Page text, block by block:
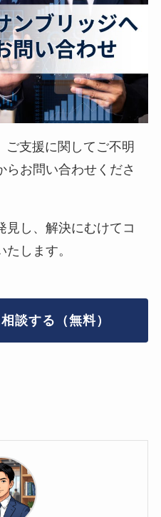
ご支援に関してご不明
らお問い合わせくださ
見し、解決にむけてコ
します。
談する（無料）